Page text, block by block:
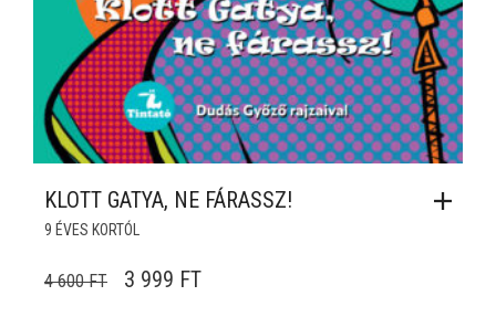
KLOTT GATYA, NE FÁRASSZ!
9 ÉVES KORTÓL
4 600FT ORIGINAL PRICE WAS: 4 600 FT.
3 999 FTCURRENT PRICE IS: 3 999 FT.